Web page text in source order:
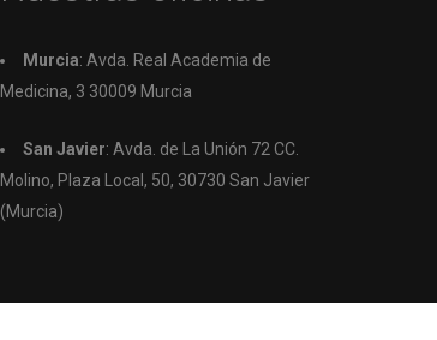
Murcia: Avda. Real Academia de
Medicina, 3 30009 Murcia
San Javier: Avda. de La Unión 72 CC.
Molino, Plaza Local, 50, 30730 San Javier
(Murcia)